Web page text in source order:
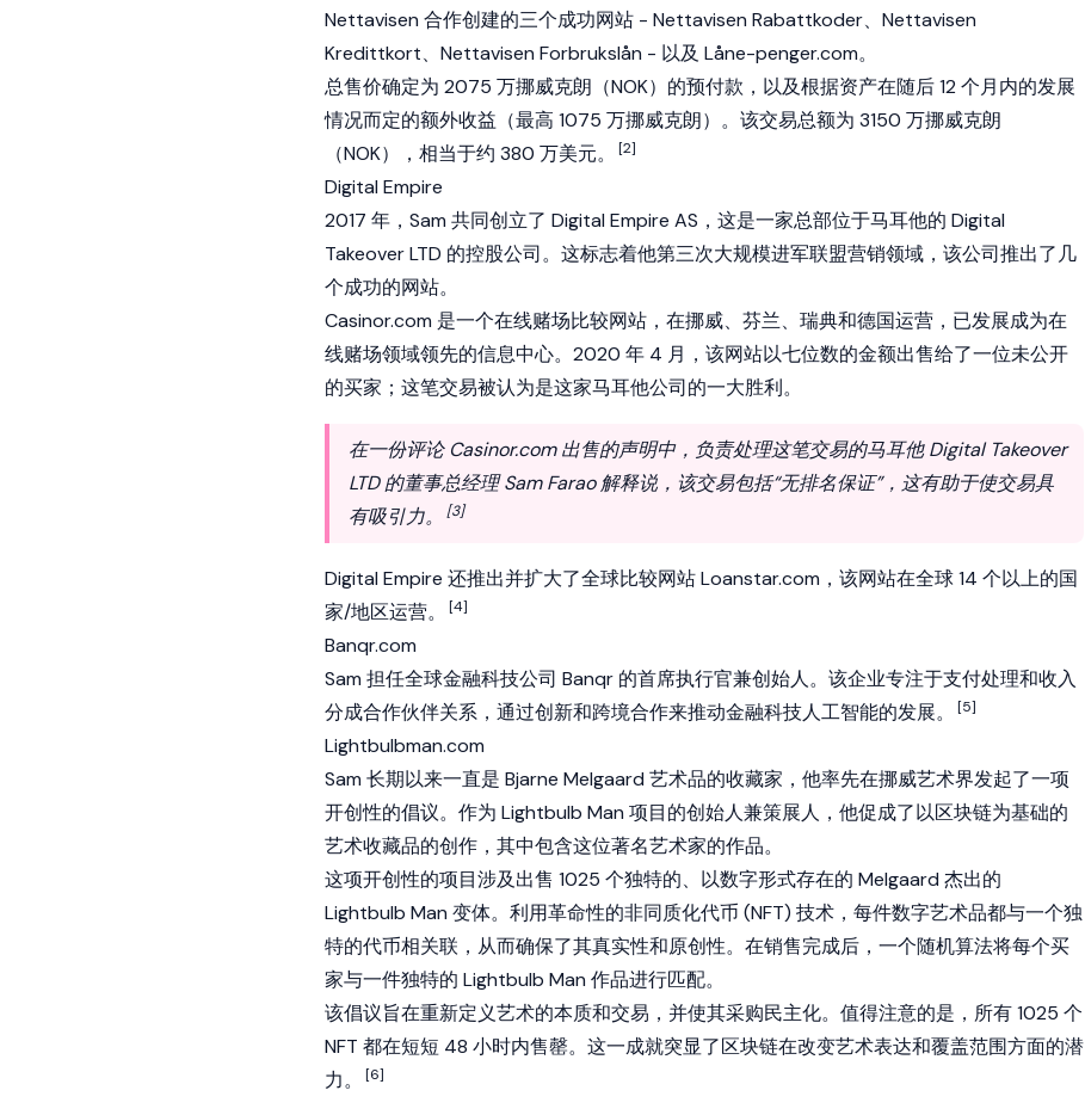
Nettavisen 合作创建的三个成功网站 - Nettavisen Rabattkoder、Nettavisen
Kredittkort、Nettavisen Forbrukslån - 以及 Låne-penger.com。
总售价确定为 2075 万挪威克朗（NOK）的预付款，以及根据资产在随后 12 个月内的发展
情况而定的额外收益（最高 1075 万挪威克朗）。该交易总额为 3150 万挪威克朗
（NOK），相当于约 380 万美元。
[2]
Digital Empire
2017 年，Sam 共同创立了 Digital Empire AS，这是一家总部位于马耳他的 Digital
Takeover LTD 的控股公司。这标志着他第三次大规模进军联盟营销领域，该公司推出了几
个成功的网站。
Casinor.com 是一个在线赌场比较网站，在挪威、芬兰、瑞典和德国运营，已发展成为在
线赌场领域领先的信息中心。2020 年 4 月，该网站以七位数的金额出售给了一位未公开
的买家；这笔交易被认为是这家马耳他公司的一大胜利。
在一份评论 Casinor.com 出售的声明中，负责处理这笔交易的马耳他 Digital Takeover
LTD 的董事总经理 Sam Farao 解释说，该交易包括“无排名保证”，这有助于使交易具
有吸引力。
[3]
Digital Empire 还推出并扩大了全球比较网站 Loanstar.com，该网站在全球 14 个以上的国
家/地区运营。
[4]
Banqr.com
Sam 担任全球金融科技公司 Banqr 的首席执行官兼创始人。该企业专注于支付处理和收入
分成合作伙伴关系，通过创新和跨境合作来推动金融科技人工智能的发展。
[5]
Lightbulbman.com
Sam 长期以来一直是 Bjarne Melgaard 艺术品的收藏家，他率先在挪威艺术界发起了一项
开创性的倡议。作为 Lightbulb Man 项目的创始人兼策展人，他促成了以区块链为基础的
艺术收藏品的创作，其中包含这位著名艺术家的作品。
这项开创性的项目涉及出售 1025 个独特的、以数字形式存在的 Melgaard 杰出的
Lightbulb Man 变体。利用革命性的非同质化代币 (NFT) 技术 ，每件数字艺术品都与一个独
特的代币相关联，从而确保了其真实性和原创性。在销售完成后，一个随机算法将每个买
家与一件独特的 Lightbulb Man 作品进行匹配。
该倡议旨在重新定义艺术的本质和交易，并使其采购民主化。值得注意的是，所有 1025 个
NFT 都在短短 48 小时内售罄。这一成就突显了区块链在改变艺术表达和覆盖范围方面的潜
力。
[6]